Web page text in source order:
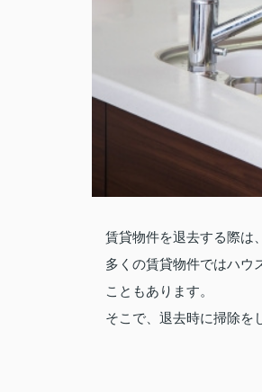
賃貸物件を退去する際は
多くの賃貸物件ではハウ
こともあります。
そこで、退去時に掃除を